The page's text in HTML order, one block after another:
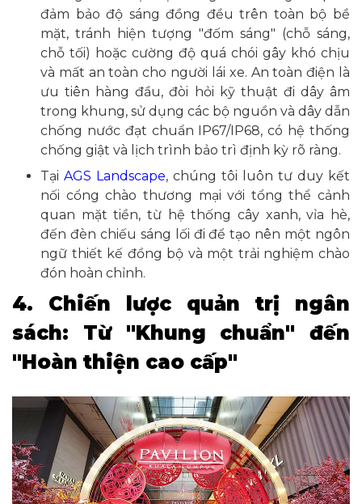
đảm bảo độ sáng đồng đều trên toàn bộ bề
mặt, tránh hiện tượng "đốm sáng" (chỗ sáng,
chỗ tối) hoặc cường độ quá chói gây khó chịu
và mất an toàn cho người lái xe. An toàn điện là
ưu tiên hàng đầu, đòi hỏi kỹ thuật đi dây âm
trong khung, sử dụng các bộ nguồn và dây dẫn
chống nước đạt chuẩn IP67/IP68, có hệ thống
chống giật và lịch trình bảo trì định kỳ rõ ràng.
Tại AGS Landscape, chúng tôi luôn tư duy kết
nối cổng chào thương mại với tổng thể cảnh
quan mặt tiền, từ hệ thống cây xanh, vỉa hè,
đến đèn chiếu sáng lối đi để tạo nên một ngôn
ngữ thiết kế đồng bộ và một trải nghiệm chào
đón hoàn chỉnh.
4. Chiến lược quản trị ngân
sách: Từ "Khung chuẩn" đến
"Hoàn thiện cao cấp"